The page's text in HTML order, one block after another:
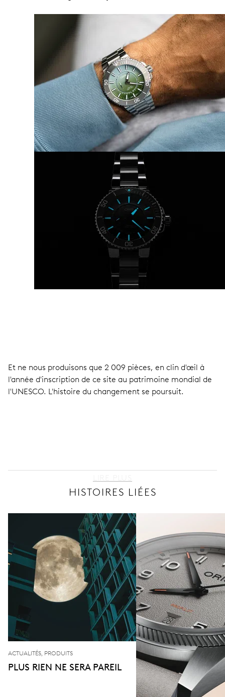
Et ne nous produisons que 2 009 pièces, en clin d'œil à
l'année d'inscription de ce site au patrimoine mondial de
l'UNESCO. L'histoire du changement se poursuit.
HISTOIRES LIÉES
ACTUALITÉS, PRODUITS
PLUS RIEN NE SERA PAREIL